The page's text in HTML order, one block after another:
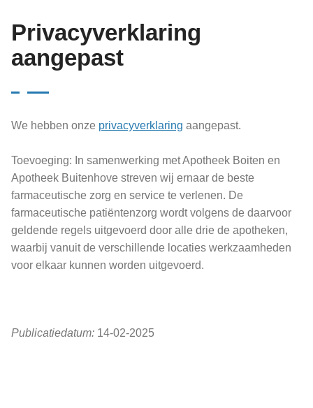
Privacyverklaring
aangepast
We hebben onze privacyverklaring aangepast.
Toevoeging: In samenwerking met Apotheek Boiten en
Apotheek Buitenhove streven wij ernaar de beste
farmaceutische zorg en service te verlenen. De
farmaceutische patiëntenzorg wordt volgens de daarvoor
geldende regels uitgevoerd door alle drie de apotheken,
waarbij vanuit de verschillende locaties werkzaamheden
voor elkaar kunnen worden uitgevoerd.
Publicatiedatum: 14-02-2025